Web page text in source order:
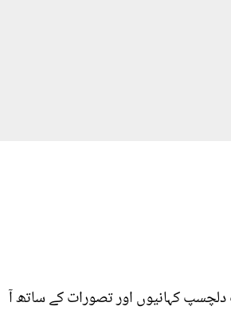
دلچسپ کہانیوں اور تصورات کے ساتھ آ